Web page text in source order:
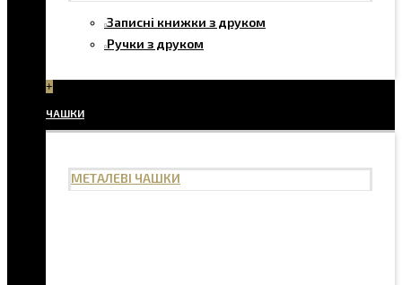
Записні книжки з друком
Ручки з друком
+
ЧАШКИ
МЕТАЛЕВІ ЧАШКИ